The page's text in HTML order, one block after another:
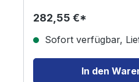
des Jets vom Anhänger auf
ganz ohne Kraftaufwand.
Stellflächen und den
innerhalb geschlossener
Werkstatt Stabiler Stand
Rumpfauflagen Einfaches
282,55 €*
Sofort verfügbar,
In den